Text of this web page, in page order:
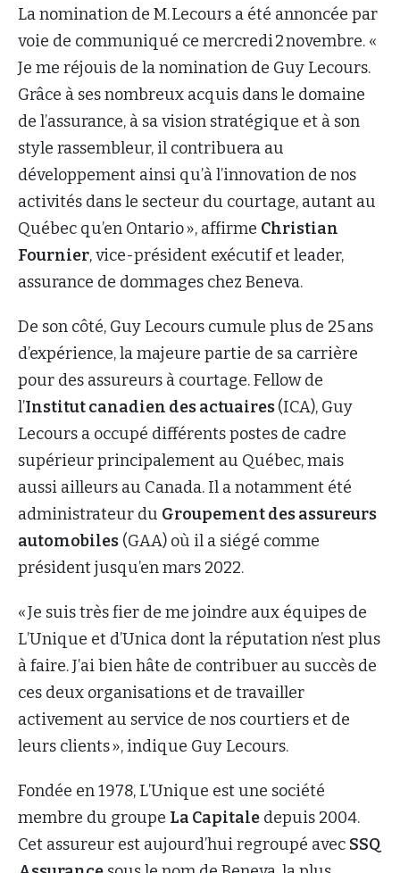
La nomination de M. Lecours a été annoncée par
voie de communiqué ce mercredi 2 novembre. «
Je me réjouis de la nomination de Guy Lecours.
Grâce à ses nombreux acquis dans le domaine
de l’assurance, à sa vision stratégique et à son
style rassembleur, il contribuera au
développement ainsi qu’à l’innovation de nos
activités dans le secteur du courtage, autant au
Québec qu’en Ontario », affirme Christian
Fournier, vice-président exécutif et leader,
assurance de dommages chez Beneva.
De son côté, Guy Lecours cumule plus de 25 ans
d’expérience, la majeure partie de sa carrière
pour des assureurs à courtage. Fellow de
l’Institut canadien des actuaires(ICA), Guy
Lecours a occupé différents postes de cadre
supérieur principalement au Québec, mais
aussi ailleurs au Canada. Il a notamment été
administrateur du Groupement des assureurs
automobiles (GAA) où il a siégé comme
président jusqu’en mars 2022.
« Je suis très fier de me joindre aux équipes de
L’Unique et d’Unica dont la réputation n’est plus
à faire. J’ai bien hâte de contribuer au succès de
ces deux organisations et de travailler
activement au service de nos courtiers et de
leurs clients », indique Guy Lecours.
Fondée en 1978, L’Unique est une société
membre du groupe La Capitale depuis 2004.
Cet assureur est aujourd’hui regroupé avec SSQ